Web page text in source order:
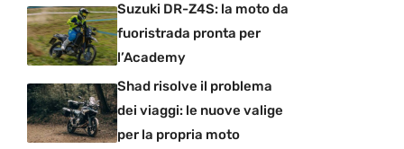
Suzuki DR-Z4S: la moto da
fuoristrada pronta per
l’Academy
Shad risolve il problema
dei viaggi: le nuove valige
per la propria moto